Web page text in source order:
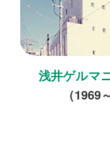
浅井ゲルマ
（1969